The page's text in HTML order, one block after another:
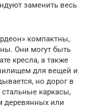
заменить весь
компактны,
Они могут быть
кресла, а также
для вещей и
но дорог в
каркасы,
деревянных или